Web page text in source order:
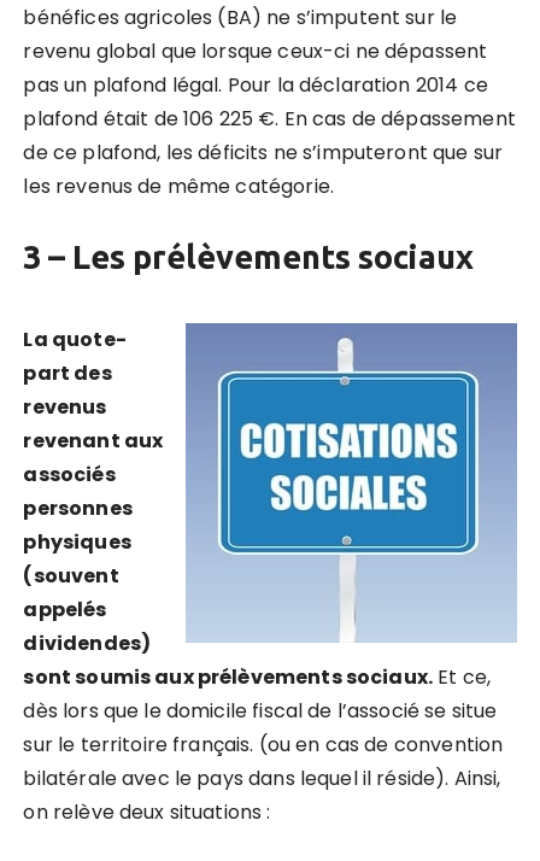
bénéfices agricoles (BA) ne s’imputent sur le
revenu global que lorsque ceux-ci ne dépassent
pas un plafond légal. Pour la déclaration 2014 ce
plafond était de 106 225 €. En cas de dépassement
de ce plafond, les déficits ne s’imputeront que sur
les revenus de même catégorie.
3 – Les prélèvements sociaux
La quote-
part des
revenus
revenant aux
associés
personnes
physiques
(souvent
appelés
dividendes)
sont soumis aux prélèvements sociaux. Et ce,
dès lors que le domicile fiscal de l’associé se situe
sur le territoire français. (ou en cas de convention
bilatérale avec le pays dans lequel il réside). Ainsi,
on relève deux situations :